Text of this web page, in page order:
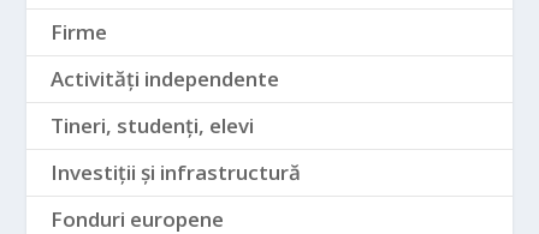
Firme
Activități independente
Tineri, studenți, elevi
Investiții și infrastructură
Fonduri europene